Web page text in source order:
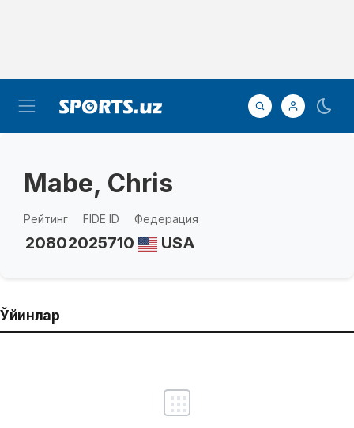
Mabe, Chris
Рейтинг
2080
FIDE ID
2025710
Федерация
USA
Ўйинлар